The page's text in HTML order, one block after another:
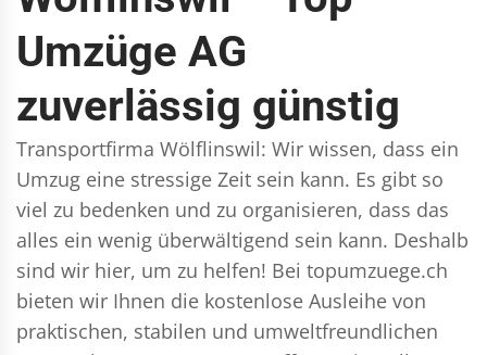
Umzüge AG
zuverlässig günstig
Transportfirma Wölflinswil: Wir wissen, dass ein
Umzug eine stressige Zeit sein kann. Es gibt so
viel zu bedenken und zu organisieren, dass das
alles ein wenig überwältigend sein kann. Deshalb
sind wir hier, um zu helfen! Bei topumzuege.ch
bieten wir Ihnen die kostenlose Ausleihe von
praktischen, stabilen und umweltfreundlichen